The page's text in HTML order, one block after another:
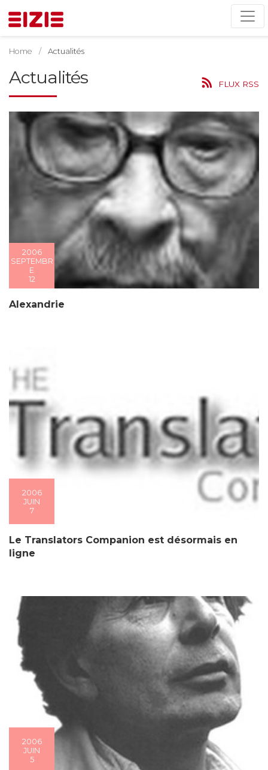
Home Actualités
Actualités FLUX RSS
2006
SEPTEMBR
E
12
Alexandrie
2006
JUIN
7
Le Translators Companion est désormais en
ligne
2006
JUIN
5